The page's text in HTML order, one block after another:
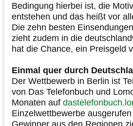
Bedingung hierbei ist, die
entstehen und das heißt vor
Die zehn besten
zieht zudem in die
hat die Chance, ein Preisgeld
Einmal quer durch
Der Wettbewerb in Berlin ist
von Das Telefonbuch und
Monaten auf
Einzelwettbewerbe
Gewinner aus den Regionen